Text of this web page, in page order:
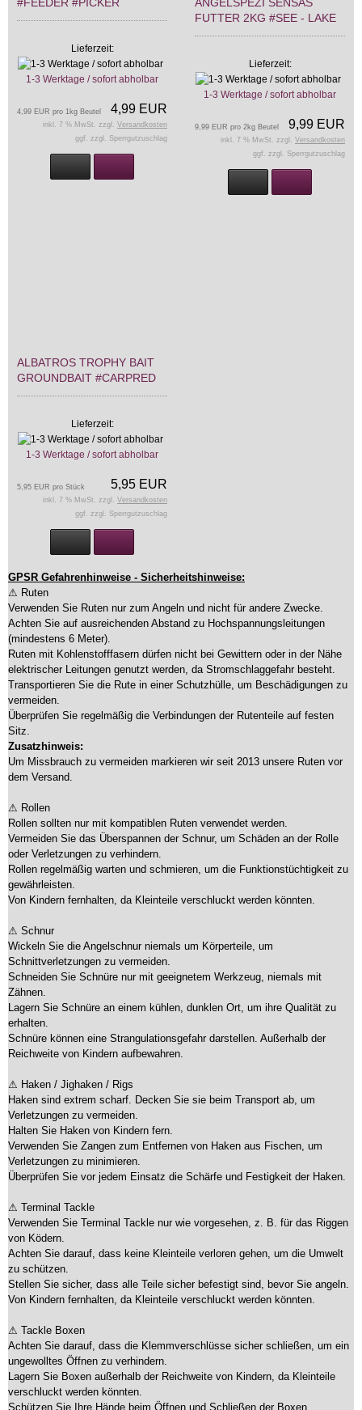
Lieferzeit:
1-3 Werktage / sofort abholbar
4,99 EUR
4,99 EUR pro 1kg Beutel
inkl. 7 % MwSt. zzgl. Versandkosten
ggf. zzgl. Sperrgutzuschlag
FUTTER 2KG #SEE - LAKE
Lieferzeit:
1-3 Werktage / sofort abholbar
9,99 EUR
9,99 EUR pro 2kg Beutel
inkl. 7 % MwSt. zzgl. Versandkosten
ggf. zzgl. Sperrgutzuschlag
ALBATROS TROPHY BAIT
GROUNDBAIT #CARPRED
Lieferzeit:
1-3 Werktage / sofort abholbar
5,95 EUR
5,95 EUR pro Stück
inkl. 7 % MwSt. zzgl. Versandkosten
ggf. zzgl. Sperrgutzuschlag
GPSR Gefahrenhinweise - Sicherheitshinweise:
⚠ Ruten
Verwenden Sie Ruten nur zum Angeln und nicht für andere Zwecke.
Achten Sie auf ausreichenden Abstand zu Hochspannungsleitungen
(mindestens 6 Meter).
Ruten mit Kohlenstofffasern dürfen nicht bei Gewittern oder in der Nähe
elektrischer Leitungen genutzt werden, da Stromschlaggefahr besteht.
Transportieren Sie die Rute in einer Schutzhülle, um Beschädigungen zu
vermeiden.
Überprüfen Sie regelmäßig die Verbindungen der Rutenteile auf festen
Sitz.
Zusatzhinweis:
Um Missbrauch zu vermeiden markieren wir seit 2013 unsere Ruten vor
dem Versand.
⚠ Rollen
Rollen sollten nur mit kompatiblen Ruten verwendet werden.
Vermeiden Sie das Überspannen der Schnur, um Schäden an der Rolle
oder Verletzungen zu verhindern.
Rollen regelmäßig warten und schmieren, um die Funktionstüchtigkeit zu
gewährleisten.
Von Kindern fernhalten, da Kleinteile verschluckt werden könnten.
⚠ Schnur
Wickeln Sie die Angelschnur niemals um Körperteile, um
Schnittverletzungen zu vermeiden.
Schneiden Sie Schnüre nur mit geeignetem Werkzeug, niemals mit
Zähnen.
Lagern Sie Schnüre an einem kühlen, dunklen Ort, um ihre Qualität zu
erhalten.
Schnüre können eine Strangulationsgefahr darstellen. Außerhalb der
Reichweite von Kindern aufbewahren.
⚠ Haken / Jighaken / Rigs
Haken sind extrem scharf. Decken Sie sie beim Transport ab, um
Verletzungen zu vermeiden.
Halten Sie Haken von Kindern fern.
Verwenden Sie Zangen zum Entfernen von Haken aus Fischen, um
Verletzungen zu minimieren.
Überprüfen Sie vor jedem Einsatz die Schärfe und Festigkeit der Haken.
⚠ Terminal Tackle
Verwenden Sie Terminal Tackle nur wie vorgesehen, z. B. für das Riggen
von Ködern.
Achten Sie darauf, dass keine Kleinteile verloren gehen, um die Umwelt
zu schützen.
Stellen Sie sicher, dass alle Teile sicher befestigt sind, bevor Sie angeln.
Von Kindern fernhalten, da Kleinteile verschluckt werden könnten.
⚠ Tackle Boxen
Achten Sie darauf, dass die Klemmverschlüsse sicher schließen, um ein
ungewolltes Öffnen zu verhindern.
Lagern Sie Boxen außerhalb der Reichweite von Kindern, da Kleinteile
verschluckt werden könnten.
Schützen Sie Ihre Hände beim Öffnen und Schließen der Boxen.